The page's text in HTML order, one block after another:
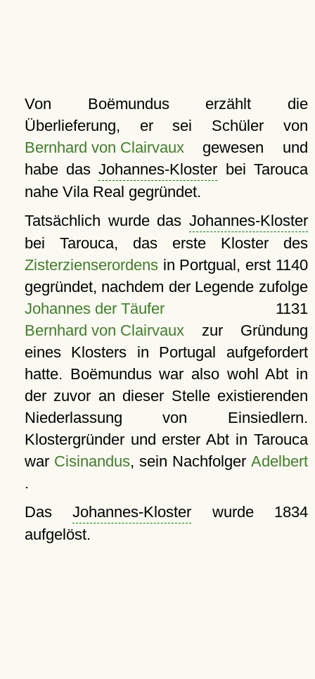
Von Boëmundus erzählt die
Überlieferung, er sei Schüler von
Bernhard von Clairvauxgewesen und
habe dasJohannes-Kloster bei Tarouca
nahe Vila Real gegründet.
Tatsächlich wurde das Johannes-Kloster
bei Tarouca, das erste Kloster des
Zisterzienserordensin Portgual, erst 1140
gegründet, nachdem der Legende zufolge
Johannes der Täufer1131
Bernhard von Clairvauxzur Gründung
eines Klosters in Portugal aufgefordert
hatte. Boëmundus war also wohl Abt in
der zuvor an dieser Stelle existierenden
Niederlassung von Einsiedlern.
Klostergründer und erster Abt in Tarouca
war Cisinandus, sein Nachfolger Adelbert
.
DasJohannes-Kloster wurde 1834
aufgelöst.